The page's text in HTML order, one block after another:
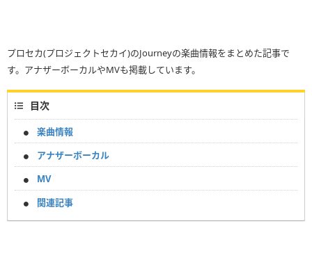
プロセカ(プロジェクトセカイ)のJourneyの楽曲情報をまとめた記事で
す。アナザーボーカルやMVも掲載しています。
目次
楽曲情報
アナザーボーカル
MV
関連記事